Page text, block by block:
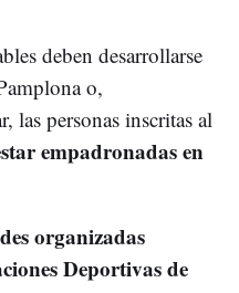
deben desarrollarse
o,
las personas inscritas al
empadronadas en
organizadas
Deportivas de